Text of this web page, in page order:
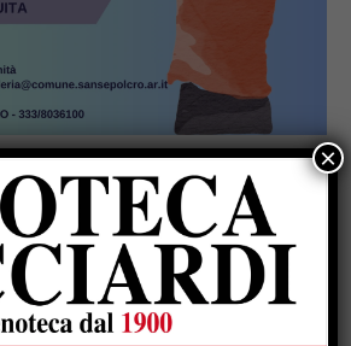
Un abbraccio del Papa da portare nel
cuore per tutta la vita
×